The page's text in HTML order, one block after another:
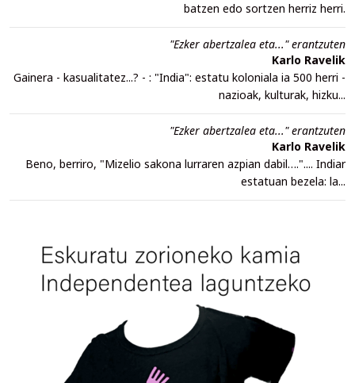
batzen edo sortzen herriz herri.
"Ezker abertzalea eta..." erantzuten
Karlo Ravelik
Gainera - kasualitatez...? - : "India": estatu koloniala ia 500 herri -
nazioak, kulturak, hizku...
"Ezker abertzalea eta..." erantzuten
Karlo Ravelik
Beno, berriro, "Mizelio sakona lurraren azpian dabil….".... Indiar
estatuan bezela: la...